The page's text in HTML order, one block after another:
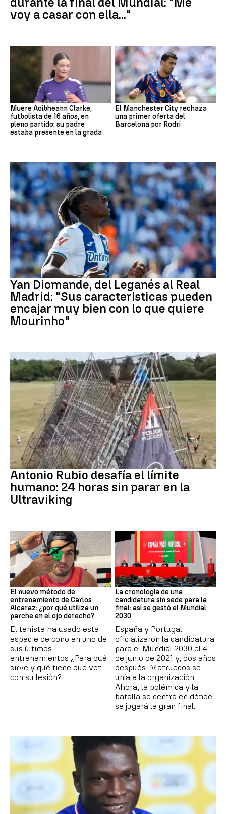
voy a casar con ella..."
Muere Aoibheann Clarke,
futbolista de 16 años, en
pleno partido: su padre
estaba presente en la grada
El Manchester City rechaza
una primer oferta del
Barcelona por Rodri
Real Madrid
Yan Diomande, del Leganés al Real
Madrid: "Sus características pueden
encajar muy bien con lo que quiere
Mourinho"
Ultraviking
Antonio Rubio desafía el límite
humano: 24 horas sin parar en la
Ultraviking
Tenis
El nuevo método de
entrenamiento de Carlos
Alcaraz: ¿por qué utiliza un
parche en el ojo derecho?
El tenista ha usado esta
especie de cono en uno de
sus últimos
entrenamientos ¿Para qué
sirve y qué tiene que ver
con su lesión?
Mundial 2030
La cronología de una
candidatura sin sede para la
final: así se gestó el Mundial
2030
España y Portugal
oficializaron la candidatura
para el Mundial 2030 el 4
de junio de 2021 y, dos años
después, Marruecos se
unía a la organización.
Ahora, la polémica y la
batalla se centra en dónde
se jugará la gran final.